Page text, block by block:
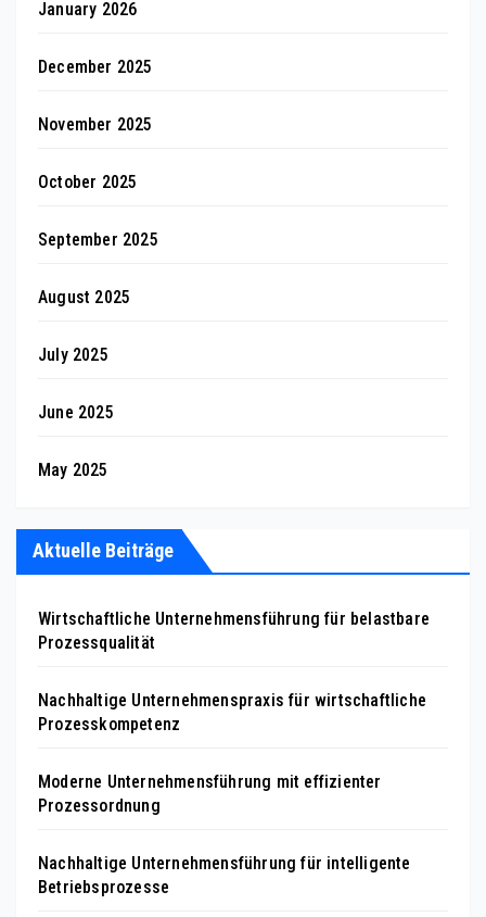
January 2026
December 2025
November 2025
October 2025
September 2025
August 2025
July 2025
June 2025
May 2025
Aktuelle Beiträge
Wirtschaftliche Unternehmensführung für belastbare
Prozessqualität
Nachhaltige Unternehmenspraxis für wirtschaftliche
Prozesskompetenz
Moderne Unternehmensführung mit effizienter
Prozessordnung
Nachhaltige Unternehmensführung für intelligente
Betriebsprozesse